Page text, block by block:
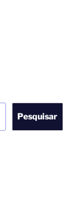
Pesquisar